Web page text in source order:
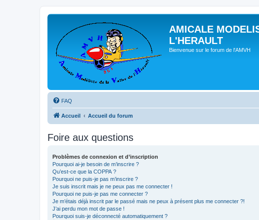
AMICALE
L'HERAULT
Bienvenue sur le forum de l'AMVH
FAQ
Accueil Accueil du forum
Foire aux questions
Problèmes de connexion et d’inscription
Pourquoi ai-je besoin de m’inscrire ?
Qu’est-ce que la COPPA ?
Pourquoi ne puis-je pas m’inscrire ?
Je suis inscrit mais je ne peux pas me connecter !
Pourquoi ne puis-je pas me connecter ?
Je m’étais déjà inscrit par le passé mais ne peux à présent plus me connecter ?!
J’ai perdu mon mot de passe !
Pourquoi suis-je déconnecté automatiquement ?